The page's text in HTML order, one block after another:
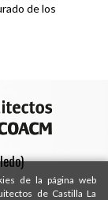
de los
de la página web
de Castilla La